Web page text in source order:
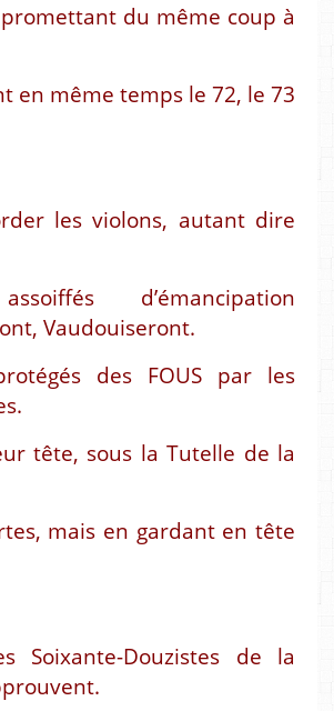
du même coup à
en même temps le 72, le 73
les violons, autant dire
d’émancipation
Vaudouiseront.
des FOUS par les
tête, sous la Tutelle de la
mais en gardant en tête
Soixante-Douzistes de la